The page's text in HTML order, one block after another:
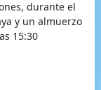
durante el
y un almuerzo
15:30